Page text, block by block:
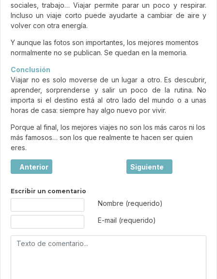
sociales, trabajo… Viajar permite parar un poco y respirar.
Incluso un viaje corto puede ayudarte a cambiar de aire y
volver con otra energía.
Y aunque las fotos son importantes, los mejores momentos
normalmente no se publican. Se quedan en la memoria.
Conclusión
Viajar no es solo moverse de un lugar a otro. Es descubrir,
aprender, sorprenderse y salir un poco de la rutina. No
importa si el destino está al otro lado del mundo o a unas
horas de casa: siempre hay algo nuevo por vivir.
Porque al final, los mejores viajes no son los más caros ni los
más famosos… son los que realmente te hacen ser quien
eres.
Artículo anterior: El boom de los city breaks en España:
Anterior Artículo siguiente: Los
Siguiente
Escribir un comentario
Nombre (requerido)
E-mail (requerido)